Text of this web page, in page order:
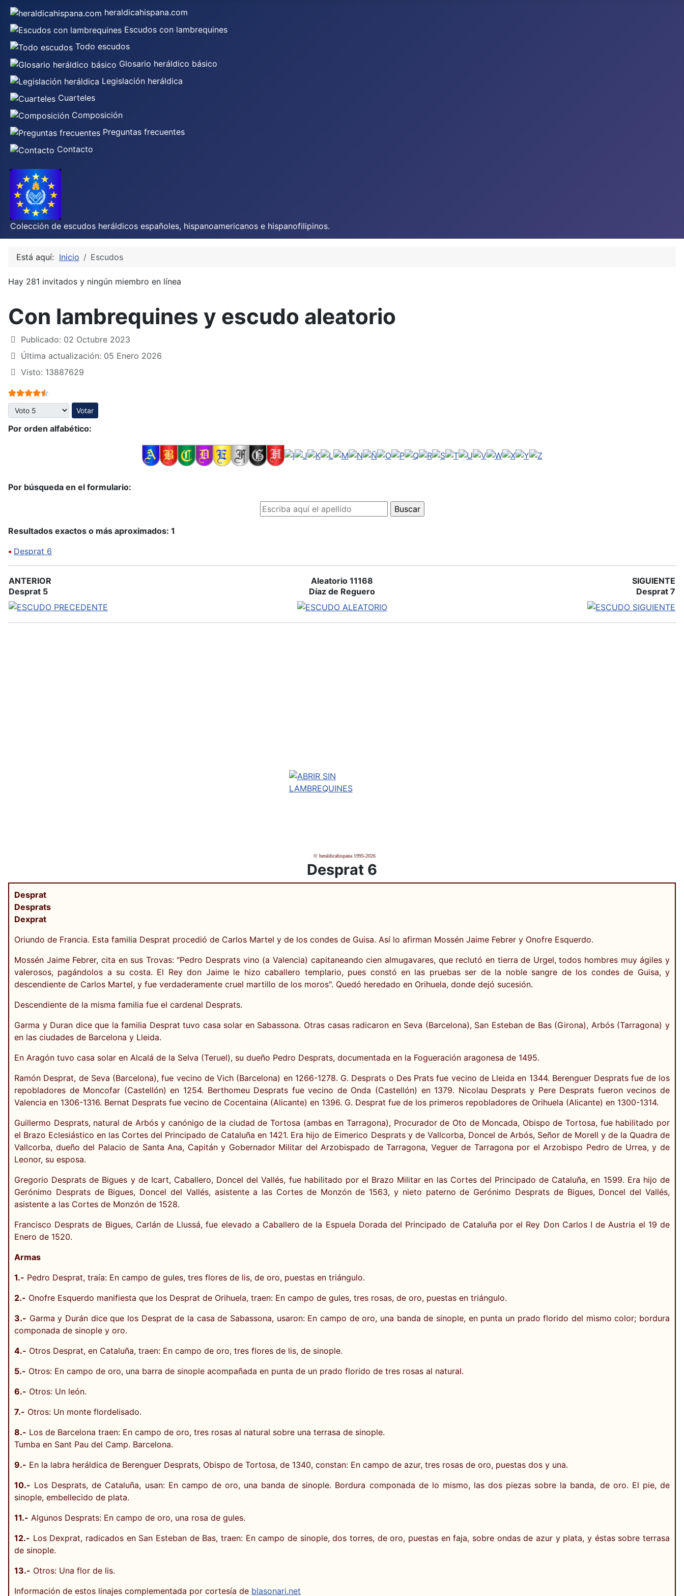
heraldicahispana.com
Escudos con lambrequines
Todo escudos
Glosario heráldico básico
Legislación heráldica
Cuarteles
Composición
Preguntas frecuentes
Contacto
Colección de escudos heráldicos españoles, hispanoamericanos e hispanofilipinos.
Está aquí: Inicio Escudos
Hay 281 invitados y ningún miembro en línea
Con lambrequines y escudo aleatorio
Publicado: 02 Octubre 2023
Última actualización: 05 Enero 2026
Visto: 13887629
Ratio:4.5/
Por favor, vote
Por orden alfabético:
Por búsqueda en el formulario:
Resultados exactos o más aproximados: 1
• Desprat 6
ANTERIOR
Desprat 5
Aleatorio 11168
Díaz de Reguero
SIGUIENTE
Desprat 7
© heraldicahispana 1995-2026
Desprat 6
Desprat
Desprats
Dexprat
Oriundo de Francia. Esta familia Desprat procedió de Carlos Martel y de los condes de Guisa. Así lo afirman Mossén Jaime Febrer y Onofre Esquerdo.
Mossén Jaime Febrer, cita en sus Trovas: "Pedro Desprats vino (a Valencia) capitaneando cien almugavares, que reclutó en tierra de Urgel, todos hombres muy ágiles y
valerosos, pagándolos a su costa. El Rey don Jaime le hizo caballero templario, pues constó en las pruebas ser de la noble sangre de los condes de Guisa, y
descendiente de Carlos Martel, y fue verdaderamente cruel martillo de los moros". Quedó heredado en Orihuela, donde dejó sucesión.
Descendiente de la misma familia fue el cardenal Desprats.
Garma y Duran dice que la familia Desprat tuvo casa solar en Sabassona. Otras casas radicaron en Seva (Barcelona), San Esteban de Bas (Girona), Arbós (Tarragona) y
en las ciudades de Barcelona y Lleida.
En Aragón tuvo casa solar en Alcalá de la Selva (Teruel), su dueño Pedro Desprats, documentada en la Fogueración aragonesa de 1495.
Ramón Desprat, de Seva (Barcelona), fue vecino de Vich (Barcelona) en 1266-1278. G. Desprats o Des Prats fue vecino de Lleida en 1344. Berenguer Desprats fue de los
repobladores de Moncofar (Castellón) en 1254. Berthomeu Desprats fue vecino de Onda (Castellón) en 1379. Nicolau Desprats y Pere Desprats fueron vecinos de
Valencia en 1306-1316. Bernat Desprats fue vecino de Cocentaina (Alicante) en 1396. G. Desprat fue de los primeros repobladores de Orihuela (Alicante) en 1300-1314.
Guillermo Desprats, natural de Arbós y canónigo de la ciudad de Tortosa (ambas en Tarragona), Procurador de Oto de Moncada, Obispo de Tortosa, fue habilitado por
el Brazo Eclesiástico en las Cortes del Principado de Cataluña en 1421. Era hijo de Eimerico Desprats y de Vallcorba, Doncel de Arbós, Señor de Morell y de la Quadra de
Vallcorba, dueño del Palacio de Santa Ana, Capitán y Gobernador Militar del Arzobispado de Tarragona, Veguer de Tarragona por el Arzobispo Pedro de Urrea, y de
Leonor, su esposa.
Gregorio Desprats de Bigues y de Icart, Caballero, Doncel del Vallés, fue habilitado por el Brazo Militar en las Cortes del Principado de Cataluña, en 1599. Era hijo de
Gerónimo Desprats de Bigues, Doncel del Vallés, asistente a las Cortes de Monzón de 1563, y nieto paterno de Gerónimo Desprats de Bigues, Doncel del Vallés,
asistente a las Cortes de Monzón de 1528.
Francisco Desprats de Bigues, Carlán de Llussá, fue elevado a Caballero de la Espuela Dorada del Principado de Cataluña por el Rey Don Carlos I de Austria el 19 de
Enero de 1520.
Armas
1.- Pedro Desprat, traía: En campo de gules, tres flores de lis, de oro, puestas en triángulo.
2.- Onofre Esquerdo manifiesta que los Desprat de Orihuela, traen: En campo de gules, tres rosas, de oro, puestas en triángulo.
3.- Garma y Durán dice que los Desprat de la casa de Sabassona, usaron: En campo de oro, una banda de sinople, en punta un prado florido del mismo color; bordura
componada de sinople y oro.
4.- Otros Desprat, en Cataluña, traen: En campo de oro, tres flores de lis, de sinople.
5.- Otros: En campo de oro, una barra de sinople acompañada en punta de un prado florido de tres rosas al natural.
6.- Otros: Un león.
7.- Otros: Un monte flordelisado.
8.- Los de Barcelona traen: En campo de oro, tres rosas al natural sobre una terrasa de sinople.
Tumba en Sant Pau del Camp. Barcelona.
9.- En la labra heráldica de Berenguer Desprats, Obispo de Tortosa, de 1340, constan: En campo de azur, tres rosas de oro, puestas dos y una.
10.- Los Desprats, de Cataluña, usan: En campo de oro, una banda de sinople. Bordura componada de lo mismo, las dos piezas sobre la banda, de oro. El pie, de
sinople, embellecido de plata.
11.- Algunos Desprats: En campo de oro, una rosa de gules.
12.- Los Dexprat, radicados en San Esteban de Bas, traen: En campo de sinople, dos torres, de oro, puestas en faja, sobre ondas de azur y plata, y éstas sobre terrasa
de sinople.
13.- Otros: Una flor de lis.
Información de estos linajes complementada por cortesía de blasonari.net